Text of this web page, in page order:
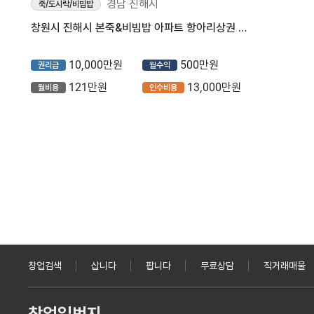
죽/도시락/비빔밥
경남 진해시
창원시 진해시 본죽&비빔밥 아파트 항아리상권 컨디션 좋은 매장입니다
권리금 10,000만원 월수익 500만원
월비용 121만원 인수비용 13,000만원
창업검색 삽니다 팝니다 무료상담 직거래매물